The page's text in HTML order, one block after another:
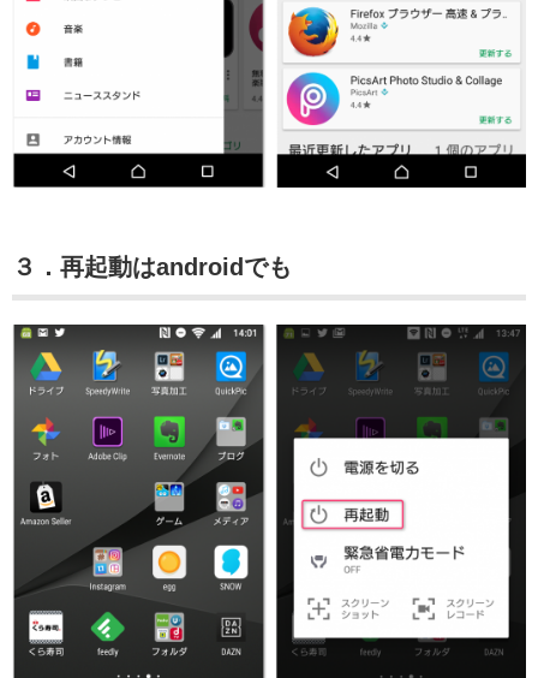
３．再起動はandroidでも